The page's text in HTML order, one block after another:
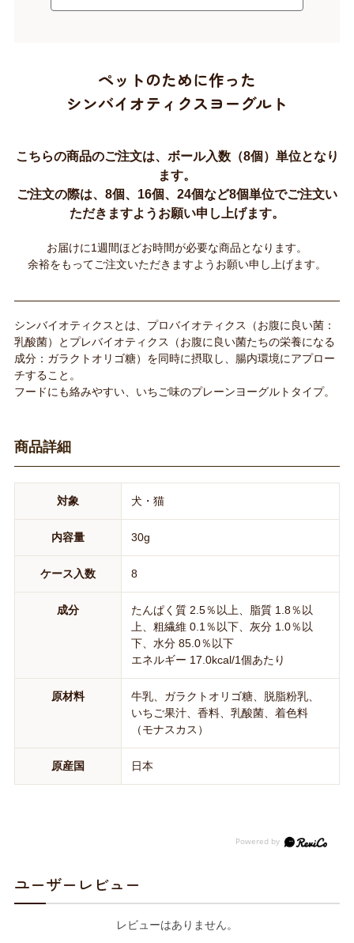
ペットのために作った
シンバイオティクスヨーグルト
こちらの商品のご注文は、ボール入数（8個）単位となり
ます。
ご注文の際は、8個、16個、24個など8個単位でご注文い
ただきますようお願い申し上げます。
お届けに1週間ほどお時間が必要な商品となります。
余裕をもってご注文いただきますようお願い申し上げます。
シンバイオティクスとは、プロバイオティクス（お腹に良い菌：
乳酸菌）とプレバイオティクス（お腹に良い菌たちの栄養になる
成分：ガラクトオリゴ糖）を同時に摂取し、腸内環境にアプロー
チすること。
フードにも絡みやすい、いちご味のプレーンヨーグルトタイプ。
商品詳細
対象 犬・猫
内容量 30g
ケース入数 8
成分
たんぱく質 2.5％以上、脂質 1.8％以
上、粗繊維 0.1％以下、灰分 1.0％以
下、水分 85.0％以下
エネルギー 17.0kcal/1個あたり
原材料
牛乳、ガラクトオリゴ糖、脱脂粉乳、
いちご果汁、香料、乳酸菌、着色料
（モナスカス）
原産国 日本
ユーザーレビュー
レビューはありません。